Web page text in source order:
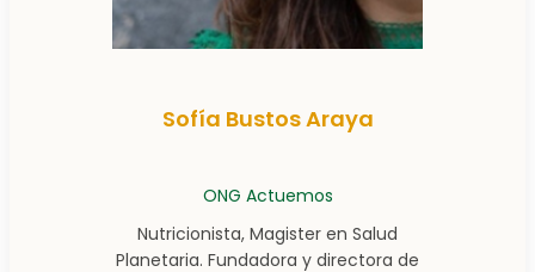
Sofía Bustos Araya
ONG Actuemos
Nutricionista, Magister en Salud
Planetaria. Fundadora y directora de